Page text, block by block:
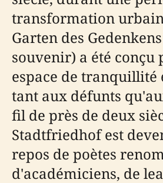
transformation
Garten des
souvenir) a été
espace de tranquillité
tant aux défunts
fil de près de deux
Stadtfriedhof est
repos de poètes
d'académiciens, de